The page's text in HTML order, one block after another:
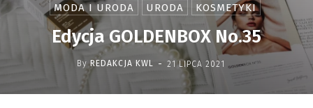
MODA I URODA URODA KOSMETYKI
Edycja GOLDENBOX No.35
By REDAKCJA KWL - 21 LIPCA 2021